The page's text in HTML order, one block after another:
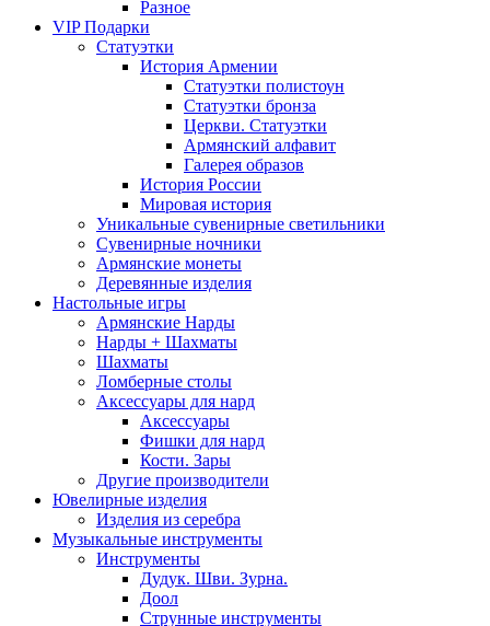
Разное
VIP Подарки
Статуэтки
История Армении
Статуэтки полистоун
Статуэтки бронза
Церкви. Статуэтки
Армянский алфавит
Галерея образов
История России
Мировая история
Уникальные сувенирные светильники
Сувенирные ночники
Армянские монеты
Деревянные изделия
Настольные игры
Армянские Нарды
Нарды + Шахматы
Шахматы
Ломберные столы
Аксессуары для нард
Аксессуары
Фишки для нард
Кости. Зары
Другие производители
Ювелирные изделия
Изделия из серебра
Музыкальные инструменты
Инструменты
Дудук. Шви. Зурна.
Доол
Струнные инструменты